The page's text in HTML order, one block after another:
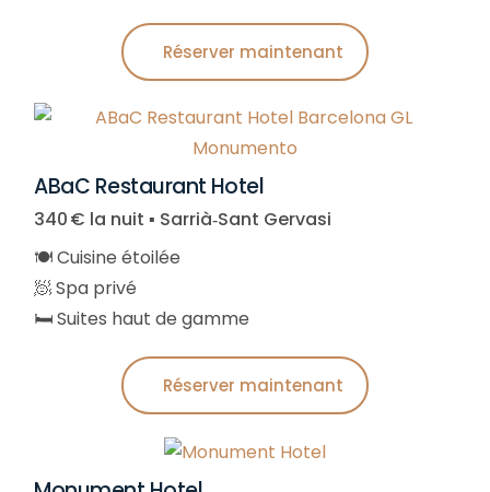
Réserver maintenant
ABaC Restaurant Hotel
340 € la nuit ▪︎ Sarrià‑Sant Gervasi
🍽️ Cuisine étoilée
🧖 Spa privé
🛏️ Suites haut de gamme
Réserver maintenant